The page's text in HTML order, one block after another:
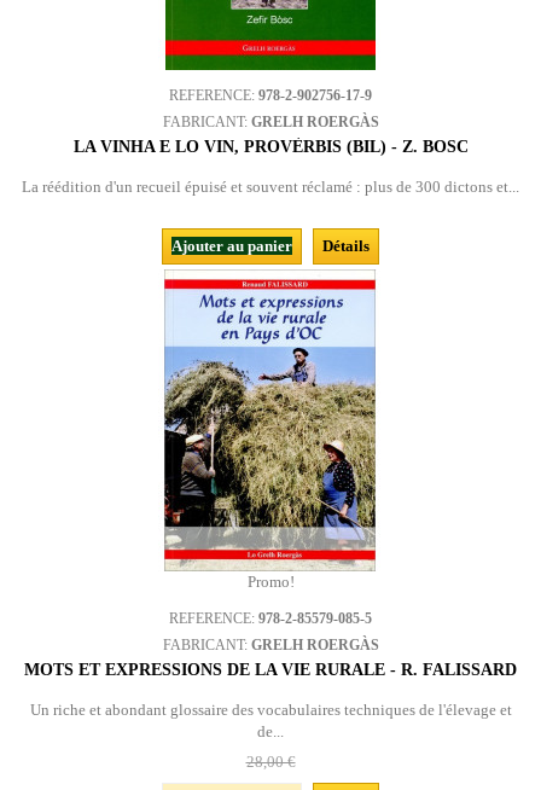
REFERENCE: 978-2-902756-17-9
FABRICANT: GRELH ROERGÀS
LA VINHA E LO VIN, PROVÈRBIS (BIL) - Z. BOSC
La réédition d'un recueil épuisé et souvent réclamé : plus de 300 dictons et...
Ajouter au panier Détails
Promo!
REFERENCE: 978-2-85579-085-5
FABRICANT: GRELH ROERGÀS
MOTS ET EXPRESSIONS DE LA VIE RURALE - R. FALISSARD
Un riche et abondant glossaire des vocabulaires techniques de l'élevage et
de...
28,00 €